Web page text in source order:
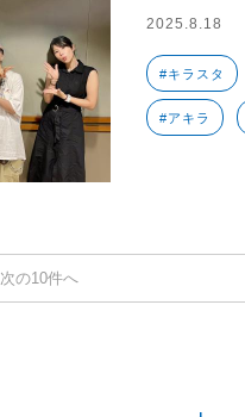
2025.8.18
#キラスタ
#アキラ
次の10件へ